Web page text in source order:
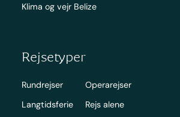
Klima og vejr Belize
Rejsetyper
Rundrejser
Langtidsferie
Operarejser
Rejs alene